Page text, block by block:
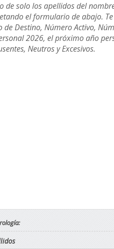
de solo los apellidos del
el formulario de abajo.
Destino, Número Activo,
2026, el próximo año
Neutros y Excesivos.